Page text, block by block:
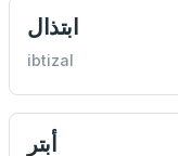
ابتذال
ibtizal
أبتر